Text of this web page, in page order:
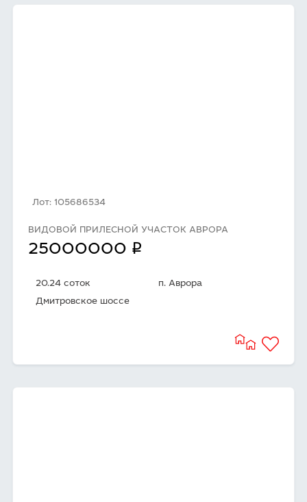
Лот: 105686534
ВИДОВОЙ ПРИЛЕСНОЙ УЧАСТОК АВРОРА
25000000 q
20.24 соток
п. Аврора
Дмитровское шоссе